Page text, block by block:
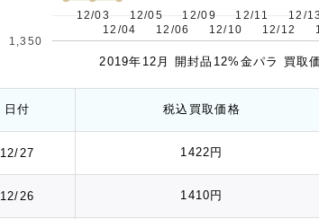
12/03
12/03
12/04
12/04
12/05
12/05
12/06
12/06
12/09
12/09
12/10
12/10
12/11
12/11
12/12
12/12
12/13
12/13
1,350
2019年12月 開封品12%金パラ 買取
日付 税込 買取価格
12/27 1422円
12/26 1410円